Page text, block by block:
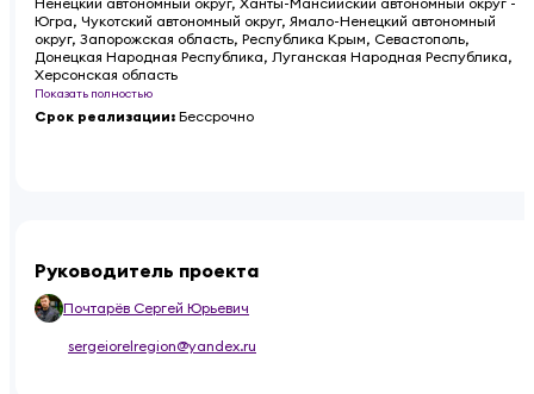
Югра, Чукотский автономный округ, Ямало-Ненецкий автономный
округ, Запорожская область, Республика Крым, Севастополь,
Донецкая Народная Республика, Луганская Народная Республика,
Херсонская область
Показать полностью
Срок реализации: Бессрочно
Руководитель проекта
Почтарёв Сергей Юрьевич
sergeiorelregion@yandex.ru